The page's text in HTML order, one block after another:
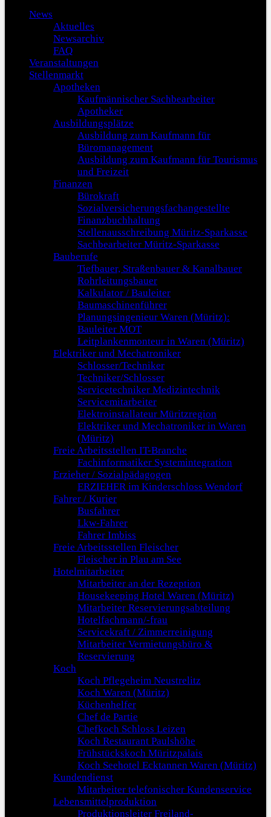
News
Aktuelles
Newsarchiv
FAQ
Veranstaltungen
Stellenmarkt
Apotheken
Kaufmännischer Sachbearbeiter
Apotheker
Ausbildungsplätze
Ausbildung zum Kaufmann für
Büromanagement
Ausbildung zum Kaufmann für Tourismus
und Freizeit
Finanzen
Bürokraft
Sozialversicherungsfachangestellte
Finanzbuchhaltung
Stellenausschreibung Müritz-Sparkasse
Sachbearbeiter Müritz-Sparkasse
Bauberufe
Tiefbauer, Straßenbauer & Kanalbauer
Rohrleitungsbauer
Kalkulator / Bauleiter
Baumaschinenführer
Planungsingenieur Waren (Müritz):
Bauleiter MOT
Leitplankenmonteur in Waren (Müritz)
Elektriker und Mechatroniker
Schlosser/Techniker
Techniker/Schlosser
Servicetechniker Medizintechnik
Servicemitarbeiter
Elektroinstallateur Müritzregion
Elektriker und Mechatroniker in Waren
(Müritz)
Freie Arbeitsstellen IT-Branche
Fachinformatiker Systemintegration
Erzieher / Sozialpädagogen
ERZIEHER im Kinderschloss Wendorf
Fahrer / Kurier
Busfahrer
Lkw-Fahrer
Fahrer Imbiss
Freie Arbeitsstellen Fleischer
Fleischer in Plau am See
Hotelmitarbeiter
Mitarbeiter an der Rezeption
Housekeeping Hotel Waren (Müritz)
Mitarbeiter Reservierungsabteilung
Hotelfachmann/-frau
Servicekraft / Zimmerreinigung
Mitarbeiter Vermietungsbüro &
Reservierung
Koch
Koch Pflegeheim Neustrelitz
Koch Waren (Müritz)
Küchenhelfer
Chef de Partie
Chefkoch Schloss Leizen
Koch Restaurant Paulshöhe
Frühstückskoch Müritzpalais
Koch Seehotel Ecktannen Waren (Müritz)
Kundendienst
Mitarbeiter telefonischer Kundenservice
Lebensmittelproduktion
Produktionsleiter Freiland-